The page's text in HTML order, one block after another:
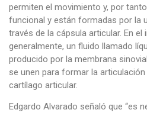
permiten el movimiento y, por
funcional y están formadas por la
través de la cápsula articular. En el
generalmente, un fluido llamado
producido por la membrana
se unen para formar la
cartílago articular.
Edgardo Alvarado señaló que “es